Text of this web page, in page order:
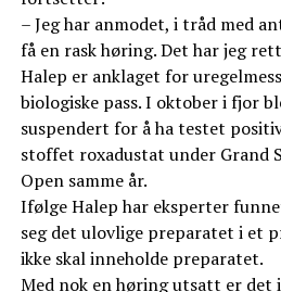
– Jeg har anmodet, i tråd med
få en rask høring. Det har jeg
Halep er anklaget for
biologiske pass. I oktober i fjor
suspendert for å ha testet
stoffet roxadustat under Grand
Open samme år.
Ifølge Halep har eksperter
seg det ulovlige preparatet i et
ikke skal inneholde preparatet.
Med nok en høring utsatt er